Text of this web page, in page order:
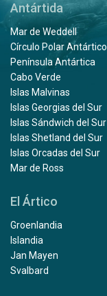
Antártida
Mar de Weddell
Círculo Polar Antártico
Península Antártica
Cabo Verde
Islas Malvinas
Islas Georgias del Sur
Islas Sándwich del Sur
Islas Shetland del Sur
Islas Orcadas del Sur
Mar de Ross
El Ártico
Groenlandia
Islandia
Jan Mayen
Svalbard